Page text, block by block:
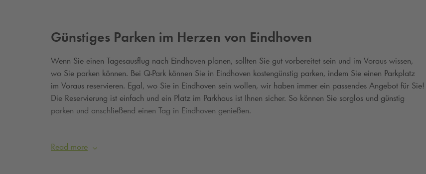
Günstiges Parken im Herzen von Eindhoven
Wenn Sie einen Tagesausflug nach Eindhoven planen, sollten Sie gut vorbereitet sein und im Voraus wissen,
wo Sie parken können. Bei Q-Park können Sie in Eindhoven kostengünstig parken, indem Sie einen Parkplatz
im Voraus reservieren. Egal, wo Sie in Eindhoven sein wollen, wir haben immer ein passendes Angebot für Sie!
Die Reservierung ist einfach und ein Platz im Parkhaus ist Ihnen sicher. So können Sie sorglos und günstig
parken und anschließend einen Tag in Eindhoven genießen.
Einen günstigen Parkplatz in Eindhoven buchen
Read more